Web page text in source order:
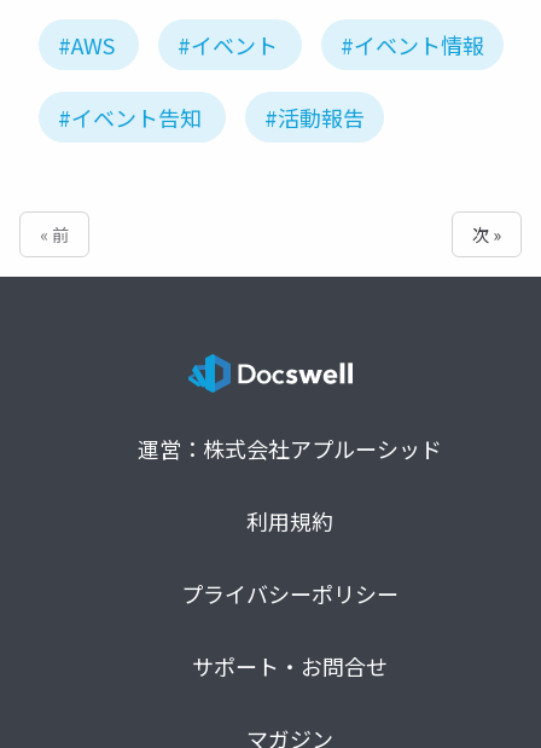
#AWS #イベント #イベント情報
#イベント告知 #活動報告
« 前 次 »
運営：株式会社アプルーシッド
利用規約
プライバシーポリシー
サポート・お問合せ
マガジン